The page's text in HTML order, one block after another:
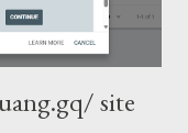
site